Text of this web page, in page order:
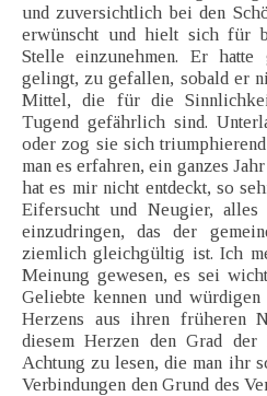
und zuversichtlich bei den
erwünscht und hielt sich für
Stelle einzunehmen. Er
gelingt, zu gefallen, sobald er
Mittel, die für die
Tugend gefährlich sind.
oder zog sie sich
man es erfahren, ein ganzes
hat es mir nicht entdeckt, so
Eifersucht und Neugier,
einzudringen, das der
ziemlich gleichgültig ist. Ich
Meinung gewesen, es sei
Geliebte kennen und
Herzens aus ihren früheren
diesem Herzen den Grad
Achtung zu lesen, die man ihr
Verbindungen den Grund des